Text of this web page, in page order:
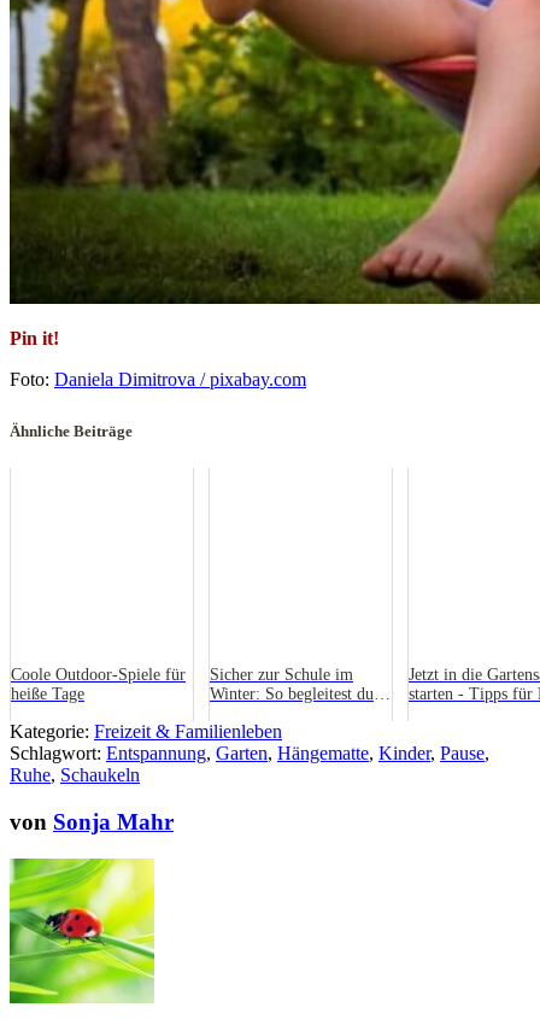
Pin it!
Foto: Daniela Dimitrova / pixabay.com
Ähnliche Beiträge
Coole Outdoor-Spiele für
heiße Tage
Sicher zur Schule im
Winter: So begleitest du
dunkle Jahreszeit
Jetzt in die
starten - Tipps für
Kategorie: Freizeit & Familienleben
Schlagwort: Entspannung, Garten, Hängematte, Kinder, Pause,
Ruhe, Schaukeln
von Sonja Mahr